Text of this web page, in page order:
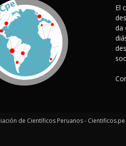
El
da
de Científicos Peruanos - Cientificos.pe